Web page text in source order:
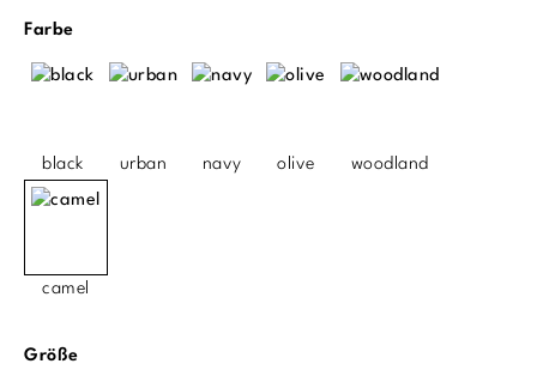
Farbeauswählen
black urban navy olive woodland
camel
Größeauswählen